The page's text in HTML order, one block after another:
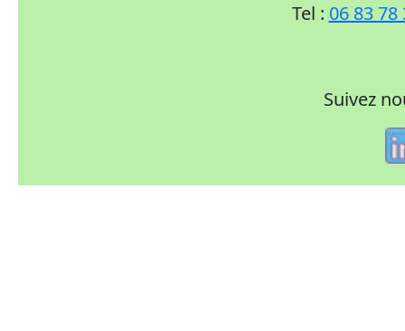
Tel : 06 83
Suivez